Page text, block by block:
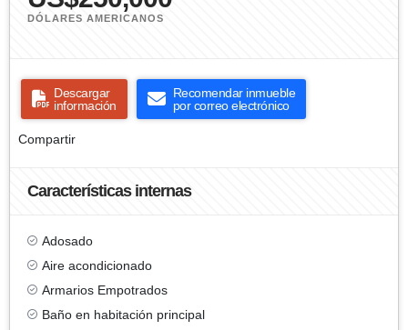
DÓLARES AMERICANOS
Descargar
información
Recomendar inmueble
por correo electrónico
Compartir
Características internas
Adosado
Aire acondicionado
Armarios Empotrados
Baño en habitación principal